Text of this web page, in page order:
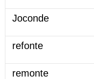
Joconde
refonte
remonte